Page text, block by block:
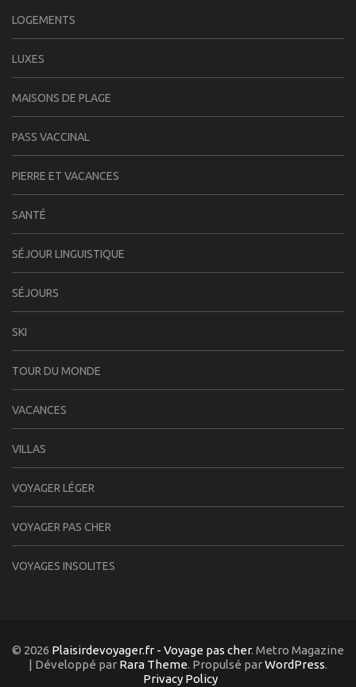
LOGEMENTS
LUXES
MAISONS DE PLAGE
PASS VACCINAL
PIERRE ET VACANCES
SANTÉ
SÉJOUR LINGUISTIQUE
SÉJOURS
SKI
TOUR DU MONDE
VACANCES
VILLAS
VOYAGER LÉGER
VOYAGER PAS CHER
VOYAGES INSOLITES
© 2026 Plaisirdevoyager.fr - Voyage pas cher. Metro Magazine
| Développé par Rara Theme. Propulsé parWordPress.
Privacy Policy